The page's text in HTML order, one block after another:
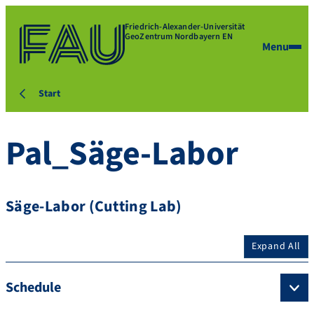
Friedrich-Alexander-Universität
GeoZentrum Nordbayern EN
Menu
Start
Pal_Säge-Labor
Säge-Labor (Cutting Lab)
Expand All
Schedule